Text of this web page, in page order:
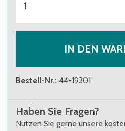
IN DEN
Bestell-Nr.: 44-19301
Haben Sie Fragen?
Nutzen Sie gerne unsere